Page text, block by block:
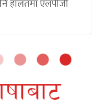
हालतमा एलपीजी